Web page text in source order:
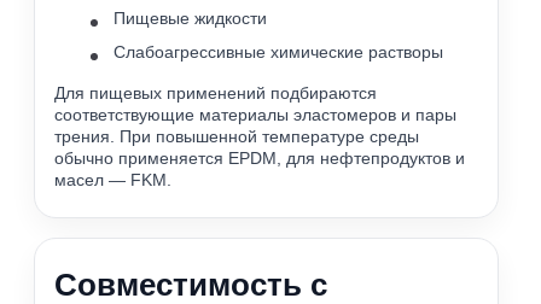
Пищевые жидкости
Слабоагрессивные химические растворы
Для пищевых применений подбираются
соответствующие материалы эластомеров и пары
трения. При повышенной температуре среды
обычно применяется EPDM, для нефтепродуктов и
масел — FKM.
Совместимость с